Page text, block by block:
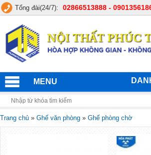
Tổng đài(24/7): 02866513888 -
MENU
Trang chủ » Ghế văn phòng » Ghế phòng chờ